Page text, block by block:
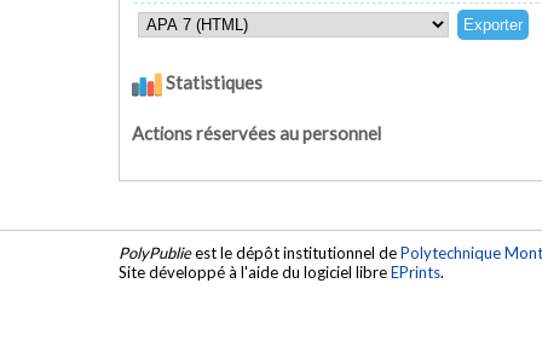
Statistiques
Actions réservées au personnel
PolyPublieest le dépôt institutionnel dePolytechnique
Site développé à l'aide du logiciel libreEPrints.